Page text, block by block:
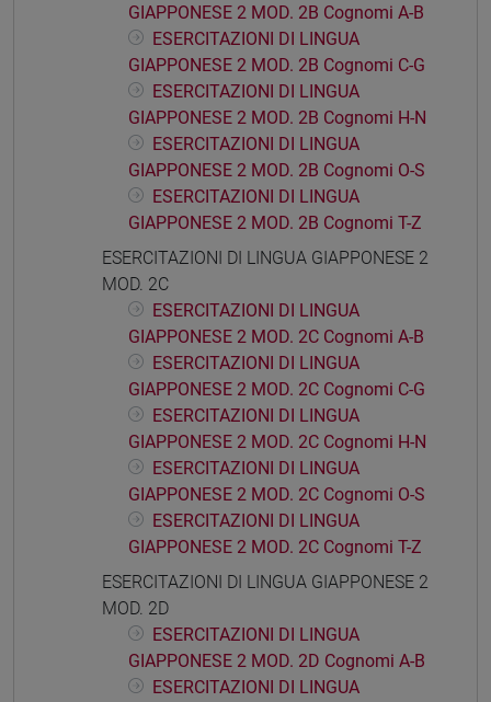
GIAPPONESE 2 MOD. 2B Cognomi A-B
ESERCITAZIONI DI LINGUA
GIAPPONESE 2 MOD. 2B Cognomi C-G
ESERCITAZIONI DI LINGUA
GIAPPONESE 2 MOD. 2B Cognomi H-N
ESERCITAZIONI DI LINGUA
GIAPPONESE 2 MOD. 2B Cognomi O-S
ESERCITAZIONI DI LINGUA
GIAPPONESE 2 MOD. 2B Cognomi T-Z
ESERCITAZIONI DI LINGUA GIAPPONESE 2
MOD. 2C
ESERCITAZIONI DI LINGUA
GIAPPONESE 2 MOD. 2C Cognomi A-B
ESERCITAZIONI DI LINGUA
GIAPPONESE 2 MOD. 2C Cognomi C-G
ESERCITAZIONI DI LINGUA
GIAPPONESE 2 MOD. 2C Cognomi H-N
ESERCITAZIONI DI LINGUA
GIAPPONESE 2 MOD. 2C Cognomi O-S
ESERCITAZIONI DI LINGUA
GIAPPONESE 2 MOD. 2C Cognomi T-Z
ESERCITAZIONI DI LINGUA GIAPPONESE 2
MOD. 2D
ESERCITAZIONI DI LINGUA
GIAPPONESE 2 MOD. 2D Cognomi A-B
ESERCITAZIONI DI LINGUA